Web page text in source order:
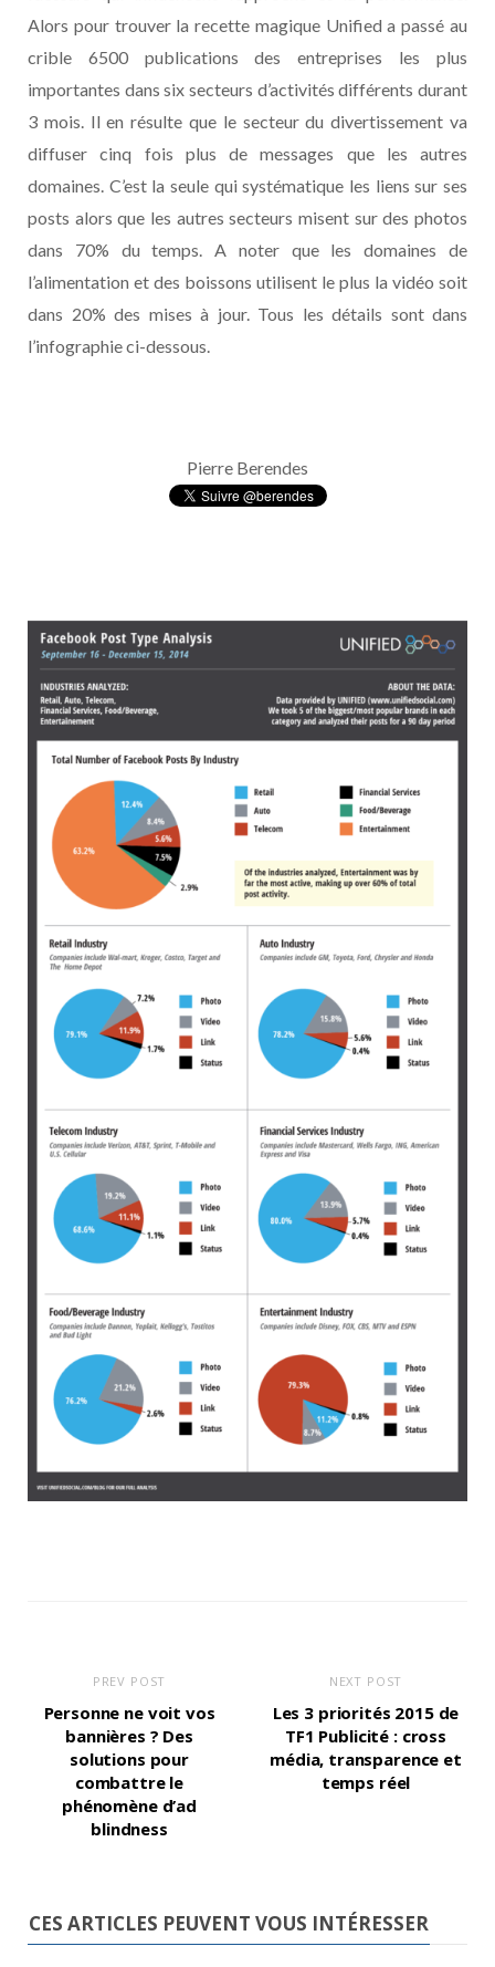
Alors pour trouver la recette magique Unified a passé au
crible 6500 publications des entreprises les plus
importantes dans six secteurs d’activités différents durant
3 mois. Il en résulte que le secteur du divertissement va
diffuser cinq fois plus de messages que les autres
domaines. C’est la seule qui systématique les liens sur ses
posts alors que les autres secteurs misent sur des photos
dans 70% du temps. A noter que les domaines de
l’alimentation et des boissons utilisent le plus la vidéo soit
dans 20% des mises à jour. Tous les détails sont dans
l’infographie ci-dessous.
Pierre Berendes
PREV POST
Personne ne voit vos
bannières ? Des
solutions pour
combattre le
phénomène d’ad
blindness
NEXT POST
Les 3 priorités 2015 de
TF1 Publicité : cross
média, transparence et
temps réel
CES ARTICLES PEUVENT VOUS INTÉRESSER